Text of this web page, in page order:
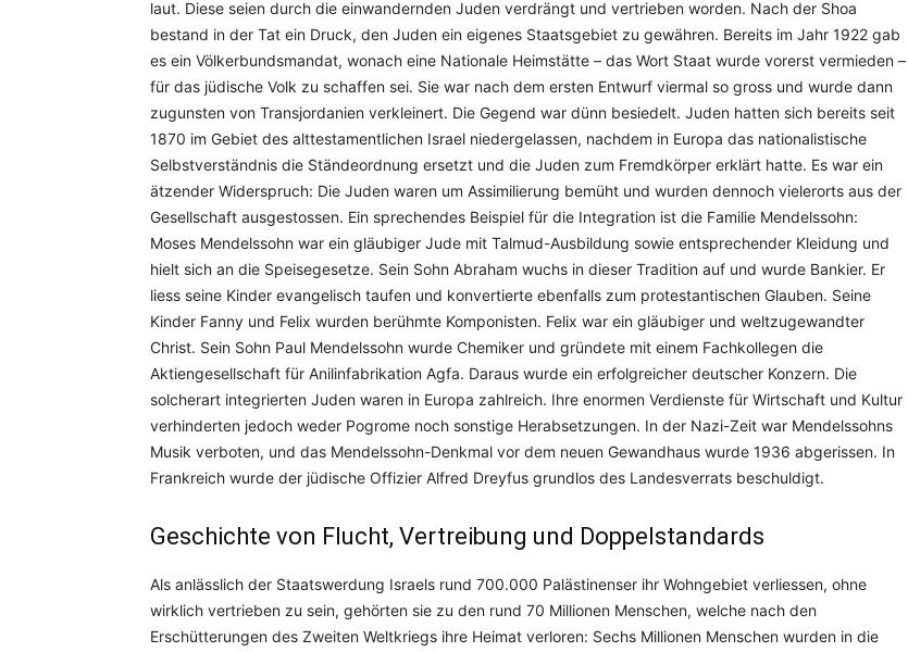
laut. Diese seien durch die einwandernden Juden verdrängt und vertrieben worden. Nach der Shoa
bestand in der Tat ein Druck, den Juden ein eigenes Staatsgebiet zu gewähren. Bereits im Jahr 1922 gab
es ein Völkerbundsmandat, wonach eine Nationale Heimstätte – das Wort Staat wurde vorerst vermieden –
für das jüdische Volk zu schaffen sei. Sie war nach dem ersten Entwurf viermal so gross und wurde dann
zugunsten von Transjordanien verkleinert. Die Gegend war dünn besiedelt. Juden hatten sich bereits seit
1870 im Gebiet des alttestamentlichen Israel niedergelassen, nachdem in Europa das nationalistische
Selbstverständnis die Ständeordnung ersetzt und die Juden zum Fremdkörper erklärt hatte. Es war ein
ätzender Widerspruch: Die Juden waren um Assimilierung bemüht und wurden dennoch vielerorts aus der
Gesellschaft ausgestossen. Ein sprechendes Beispiel für die Integration ist die Familie Mendelssohn:
Moses Mendelssohn war ein gläubiger Jude mit Talmud-Ausbildung sowie entsprechender Kleidung und
hielt sich an die Speisegesetze. Sein Sohn Abraham wuchs in dieser Tradition auf und wurde Bankier. Er
liess seine Kinder evangelisch taufen und konvertierte ebenfalls zum protestantischen Glauben. Seine
Kinder Fanny und Felix wurden berühmte Komponisten. Felix war ein gläubiger und weltzugewandter
Christ. Sein Sohn Paul Mendelssohn wurde Chemiker und gründete mit einem Fachkollegen die
Aktiengesellschaft für Anilinfabrikation Agfa. Daraus wurde ein erfolgreicher deutscher Konzern. Die
solcherart integrierten Juden waren in Europa zahlreich. Ihre enormen Verdienste für Wirtschaft und Kultur
verhinderten jedoch weder Pogrome noch sonstige Herabsetzungen. In der Nazi-Zeit war Mendelssohns
Musik verboten, und das Mendelssohn-Denkmal vor dem neuen Gewandhaus wurde 1936 abgerissen. In
Frankreich wurde der jüdische Offizier Alfred Dreyfus grundlos des Landesverrats beschuldigt.
Geschichte von Flucht, Vertreibung und Doppelstandards
Als anlässlich der Staatswerdung Israels rund 700.000 Palästinenser ihr Wohngebiet verliessen, ohne
wirklich vertrieben zu sein, gehörten sie zu den rund 70 Millionen Menschen, welche nach den
Erschütterungen des Zweiten Weltkriegs ihre Heimat verloren: Sechs Millionen Menschen wurden in die